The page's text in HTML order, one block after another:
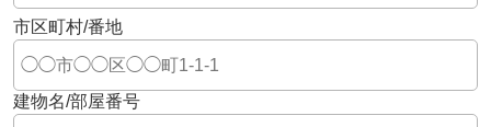
市区町村/番地
建物名/部屋番号